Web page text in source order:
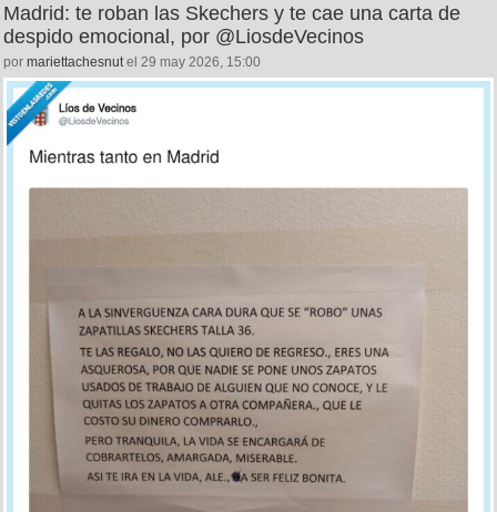
Madrid: te roban las Skechers y te cae una carta de
despido emocional, por @LiosdeVecinos
por mariettachesnutel 29 may 2026, 15:00